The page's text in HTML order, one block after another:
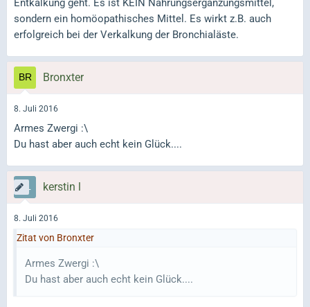
Entkalkung geht. Es ist KEIN Nahrungsergänzungsmittel,
sondern ein homöopathisches Mittel. Es wirkt z.B. auch
erfolgreich bei der Verkalkung der Bronchialäste.
Bronxter
8. Juli 2016
Armes Zwergi :\
Du hast aber auch echt kein Glück....
kerstin l
8. Juli 2016
Zitat von Bronxter
Armes Zwergi :\
Du hast aber auch echt kein Glück....